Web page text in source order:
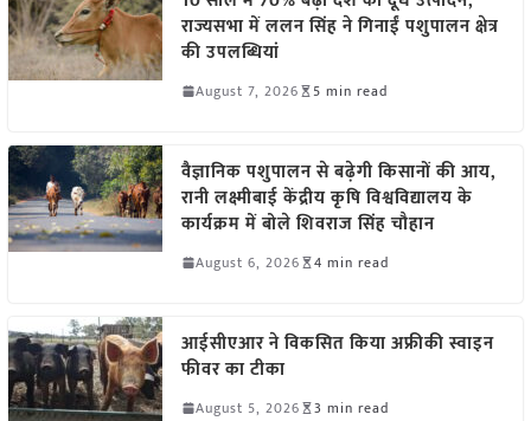
राज्यसभा में ललन सिंह ने गिनाईं पशुपालन क्षेत्र
की उपलब्धियां
August 7, 2026 5 min read
वैज्ञानिक पशुपालन से बढ़ेगी किसानों की आय,
रानी लक्ष्मीबाई केंद्रीय कृषि विश्वविद्यालय के
कार्यक्रम में बोले शिवराज सिंह चौहान
August 6, 2026 4 min read
आईसीएआर ने विकसित किया अफ्रीकी स्वाइन
फीवर का टीका
August 5, 2026 3 min read